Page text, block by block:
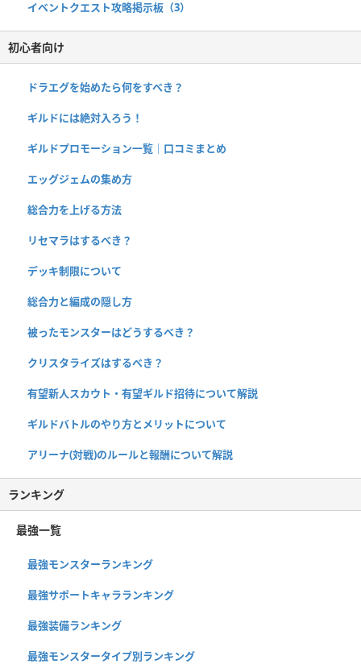
イベントクエスト攻略掲示板（3）
初心者向け
ドラエグを始めたら何をすべき？
ギルドには絶対入ろう！
ギルドプロモーション一覧｜口コミまとめ
エッグジェムの集め方
総合力を上げる方法
リセマラはするべき？
デッキ制限について
総合力と編成の隠し方
被ったモンスターはどうするべき？
クリスタライズはするべき？
有望新人スカウト・有望ギルド招待について解説
ギルドバトルのやり方とメリットについて
アリーナ(対戦)のルールと報酬について解説
ランキング
最強一覧
最強モンスターランキング
最強サポートキャラランキング
最強装備ランキング
最強モンスタータイプ別ランキング